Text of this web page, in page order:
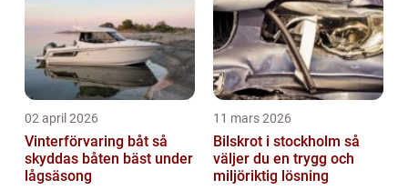
02 april 2026
Vinterförvaring båt så
skyddas båten bäst under
lågsäsong
11 mars 2026
Bilskrot i stockholm så
väljer du en trygg och
miljöriktig lösning